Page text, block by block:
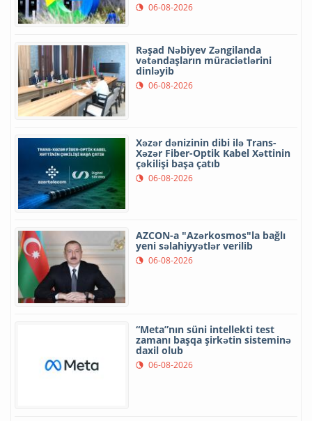
06-08-2026
Rəşad Nəbiyev Zəngilanda
vətəndaşların müraciətlərini
dinləyib
06-08-2026
Xəzər dənizinin dibi ilə Trans-
Xəzər Fiber-Optik Kabel Xəttinin
çəkilişi başa çatıb
06-08-2026
AZCON-a "Azərkosmos"la bağlı
yeni səlahiyyətlər verilib
06-08-2026
“Meta”nın süni intellekti test
zamanı başqa şirkətin sisteminə
daxil olub
06-08-2026